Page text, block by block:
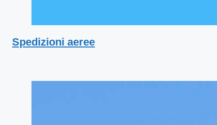
Spedizioni aeree